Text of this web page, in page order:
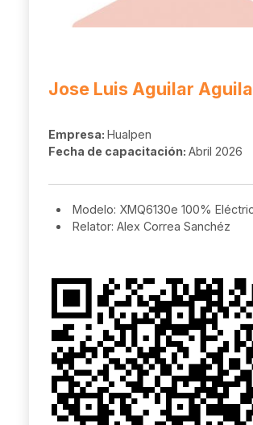
Jose Luis Aguilar
Empresa: Hualpen
Fecha de capacitación: Abril 2026
Modelo: XMQ6130e 100%
Relator: Alex Correa Sanchéz